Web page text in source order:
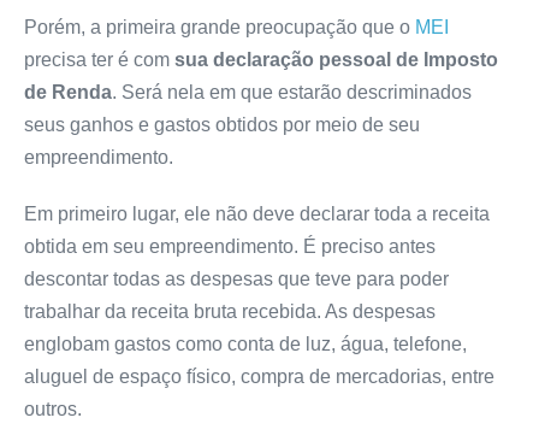
Porém, a primeira grande preocupação que o MEI
precisa ter é com sua declaração pessoal de Imposto
de Renda. Será nela em que estarão descriminados
seus ganhos e gastos obtidos por meio de seu
empreendimento.
Em primeiro lugar, ele não deve declarar toda a receita
obtida em seu empreendimento. É preciso antes
descontar todas as despesas que teve para poder
trabalhar da receita bruta recebida. As despesas
englobam gastos como conta de luz, água, telefone,
aluguel de espaço físico, compra de mercadorias, entre
outros.